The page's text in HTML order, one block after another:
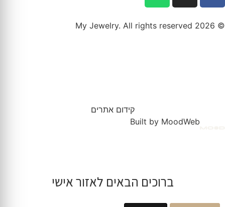
© 2026 My Jewelry. All rights reserved
קידום אתרים
Built by MoodWeb
ברוכים הבאים לאזור אישי